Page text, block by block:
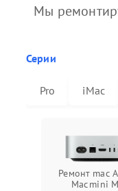
Мы
Серии
Pro iMac
Ремонт mac
Mac mini